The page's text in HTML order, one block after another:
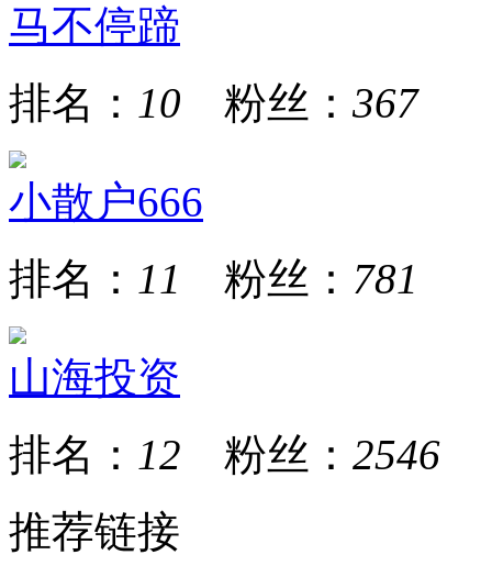
马不停蹄
排名： 10 粉丝： 367
小散户666
排名： 11 粉丝： 781
山海投资
排名： 12 粉丝： 2546
推荐链接